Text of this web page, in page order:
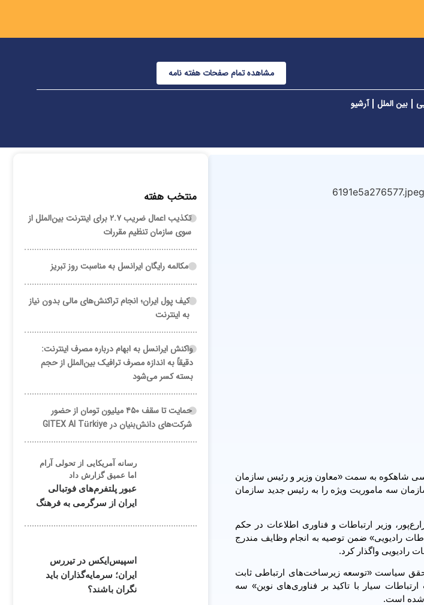
مشاهده تمام صفحات هفته نامه
بین الملل آرشیو
شاهکوه به سمت «معاون وزیر و رئیس سازمان
سه ماموریت ویژه را به رئیس جدید سازمان
وزیر ارتباطات و فناوری اطلاعات در حکم
رادیویی» ضمن توصیه به انجام وظایف مندرج
رادیویی واگذار کرد.
تحقق سیاست «توسعه زیرساخت‌های ارتباطی ثابت
سیار با تاکید بر فناوری‌های نوین» سه
شده است.
منتخب هفته
تکذیب اعمال ضریب ۲.۷ برای اینترنت بین‌الملل از
سوی سازمان تنظیم مقررات
مکالمه رایگان ایرانسل به مناسبت روز تبریز
کیف پول ایران؛ انجام تراکنش‌های مالی بدون نیاز
به اینترنت
واکنش ایرانسل به ابهام درباره مصرف اینترنت:
دقیقاً به اندازه مصرف ترافیک بین‌الملل از حجم
بسته کسر می‌شود
حمایت تا سقف ۴۵۰ میلیون تومان از حضور
شرکت‌های دانش‌بنیان در GITEX AI Türkiye
رسانه آمریکایی از تحولی آرام
اما عمیق گزارش داد
عبور پلتفرم‌های فوتبالی
ایران از سرگرمی به فرهنگ
اسپیس‌ایکس در تیررس
ایران؛ سرمایه‌گذاران باید
نگران باشند؟